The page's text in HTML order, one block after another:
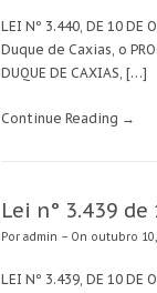
LEI Nº 3.440, DE 10 DE
Duque de Caxias, o
DUQUE DE CAXIAS, […]
Continue Reading →
Lei n° 3.439
Por admin – On outubro
LEI Nº 3.439, DE 10 DE